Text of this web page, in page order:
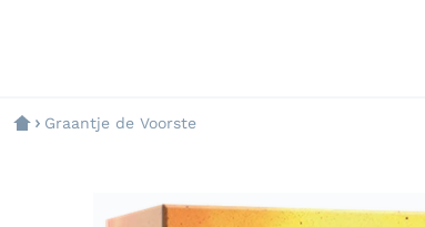
Graantje de Voorste